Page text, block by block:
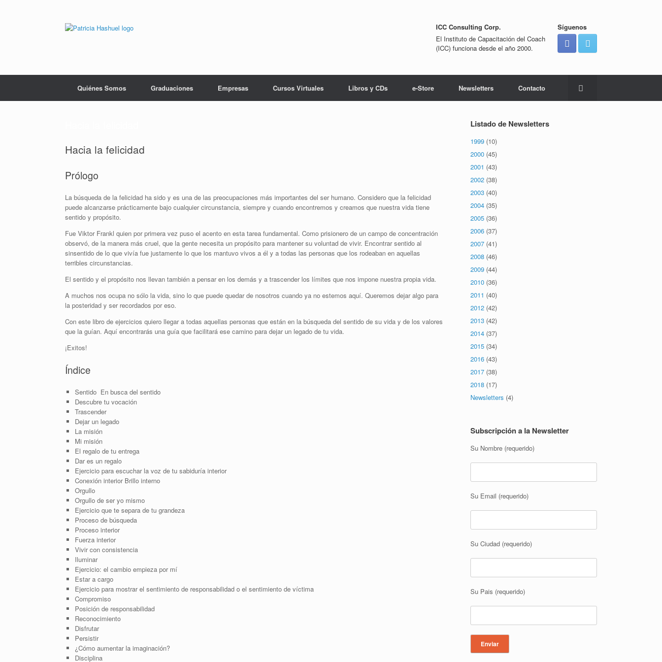
ICC Consulting Corp.
El Instituto de Capacitación del Coach
(ICC) funciona desde el año 2000.
Síguenos
Quiénes Somos Graduaciones Empresas Cursos Virtuales Libros y CDs e-Store Newsletters Contacto
Hacia la felicidad
Prólogo
La búsqueda de la felicidad ha sido y es una de las preocupaciones más importantes del ser humano. Considero que la felicidad
puede alcanzarse prácticamente bajo cualquier circunstancia, siempre y cuando encontremos y creamos que nuestra vida tiene
sentido y propósito.
Fue Viktor Frankl quien por primera vez puso el acento en esta tarea fundamental. Como prisionero de un campo de concentración
observó, de la manera más cruel, que la gente necesita un propósito para mantener su voluntad de vivir. Encontrar sentido al
sinsentido de lo que vivía fue justamente lo que los mantuvo vivos a él y a todas las personas que los rodeaban en aquellas
terribles circunstancias.
El sentido y el propósito nos llevan también a pensar en los demás y a trascender los límites que nos impone nuestra propia vida.
A muchos nos ocupa no sólo la vida, sino lo que puede quedar de nosotros cuando ya no estemos aquí. Queremos dejar algo para
la posteridad y ser recordados por eso.
Con este libro de ejercicios quiero llegar a todas aquellas personas que están en la búsqueda del sentido de su vida y de los valores
que la guían. Aquí encontrarás una guía que facilitará ese camino para dejar un legado de tu vida.
¡Exitos!
Índice
Sentido En busca del sentido
Descubre tu vocación
Trascender
Dejar un legado
La misión
Mi misión
El regalo de tu entrega
Dar es un regalo
Ejercicio para escuchar la voz de tu sabiduría interior
Conexión interior Brillo interno
Orgullo
Orgullo de ser yo mismo
Ejercicio que te separa de tu grandeza
Proceso de búsqueda
Proceso interior
Fuerza interior
Vivir con consistencia
Iluminar
Ejercicio: el cambio empieza por mí
Estar a cargo
Ejercicio para mostrar el sentimiento de responsabilidad o el sentimiento de víctima
Compromiso
Posición de responsabilidad
Reconocimiento
Disfrutar
Persistir
¿Cómo aumentar la imaginación?
Disciplina
Listado de Newsletters
1999 (10)
2000 (45)
2001 (43)
2002 (38)
2003 (40)
2004 (35)
2005 (36)
2006 (37)
2007 (41)
2008 (46)
2009 (44)
2010 (36)
2011 (40)
2012 (42)
2013 (42)
2014 (37)
2015 (34)
2016 (43)
2017 (38)
2018 (17)
Newsletters (4)
Subscripción a la Newsletter
Su Nombre (requerido)
Su Email (requerido)
Su Ciudad (requerido)
Su Pais (requerido)